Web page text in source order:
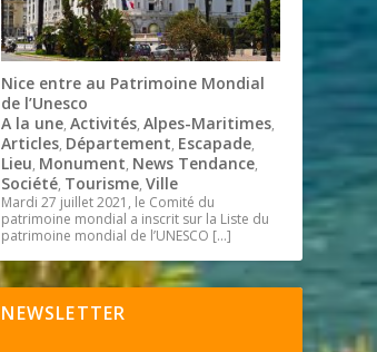
Nice entre au Patrimoine Mondial
de l’Unesco
A la une,Activités,Alpes-Maritimes,
Articles, Département, Escapade,
Lieu, Monument, News Tendance,
Société, Tourisme,Ville
Mardi 27 juillet 2021, le Comité du
patrimoine mondial a inscrit sur la Liste du
patrimoine mondial de l’UNESCO […]
NEWSLETTER